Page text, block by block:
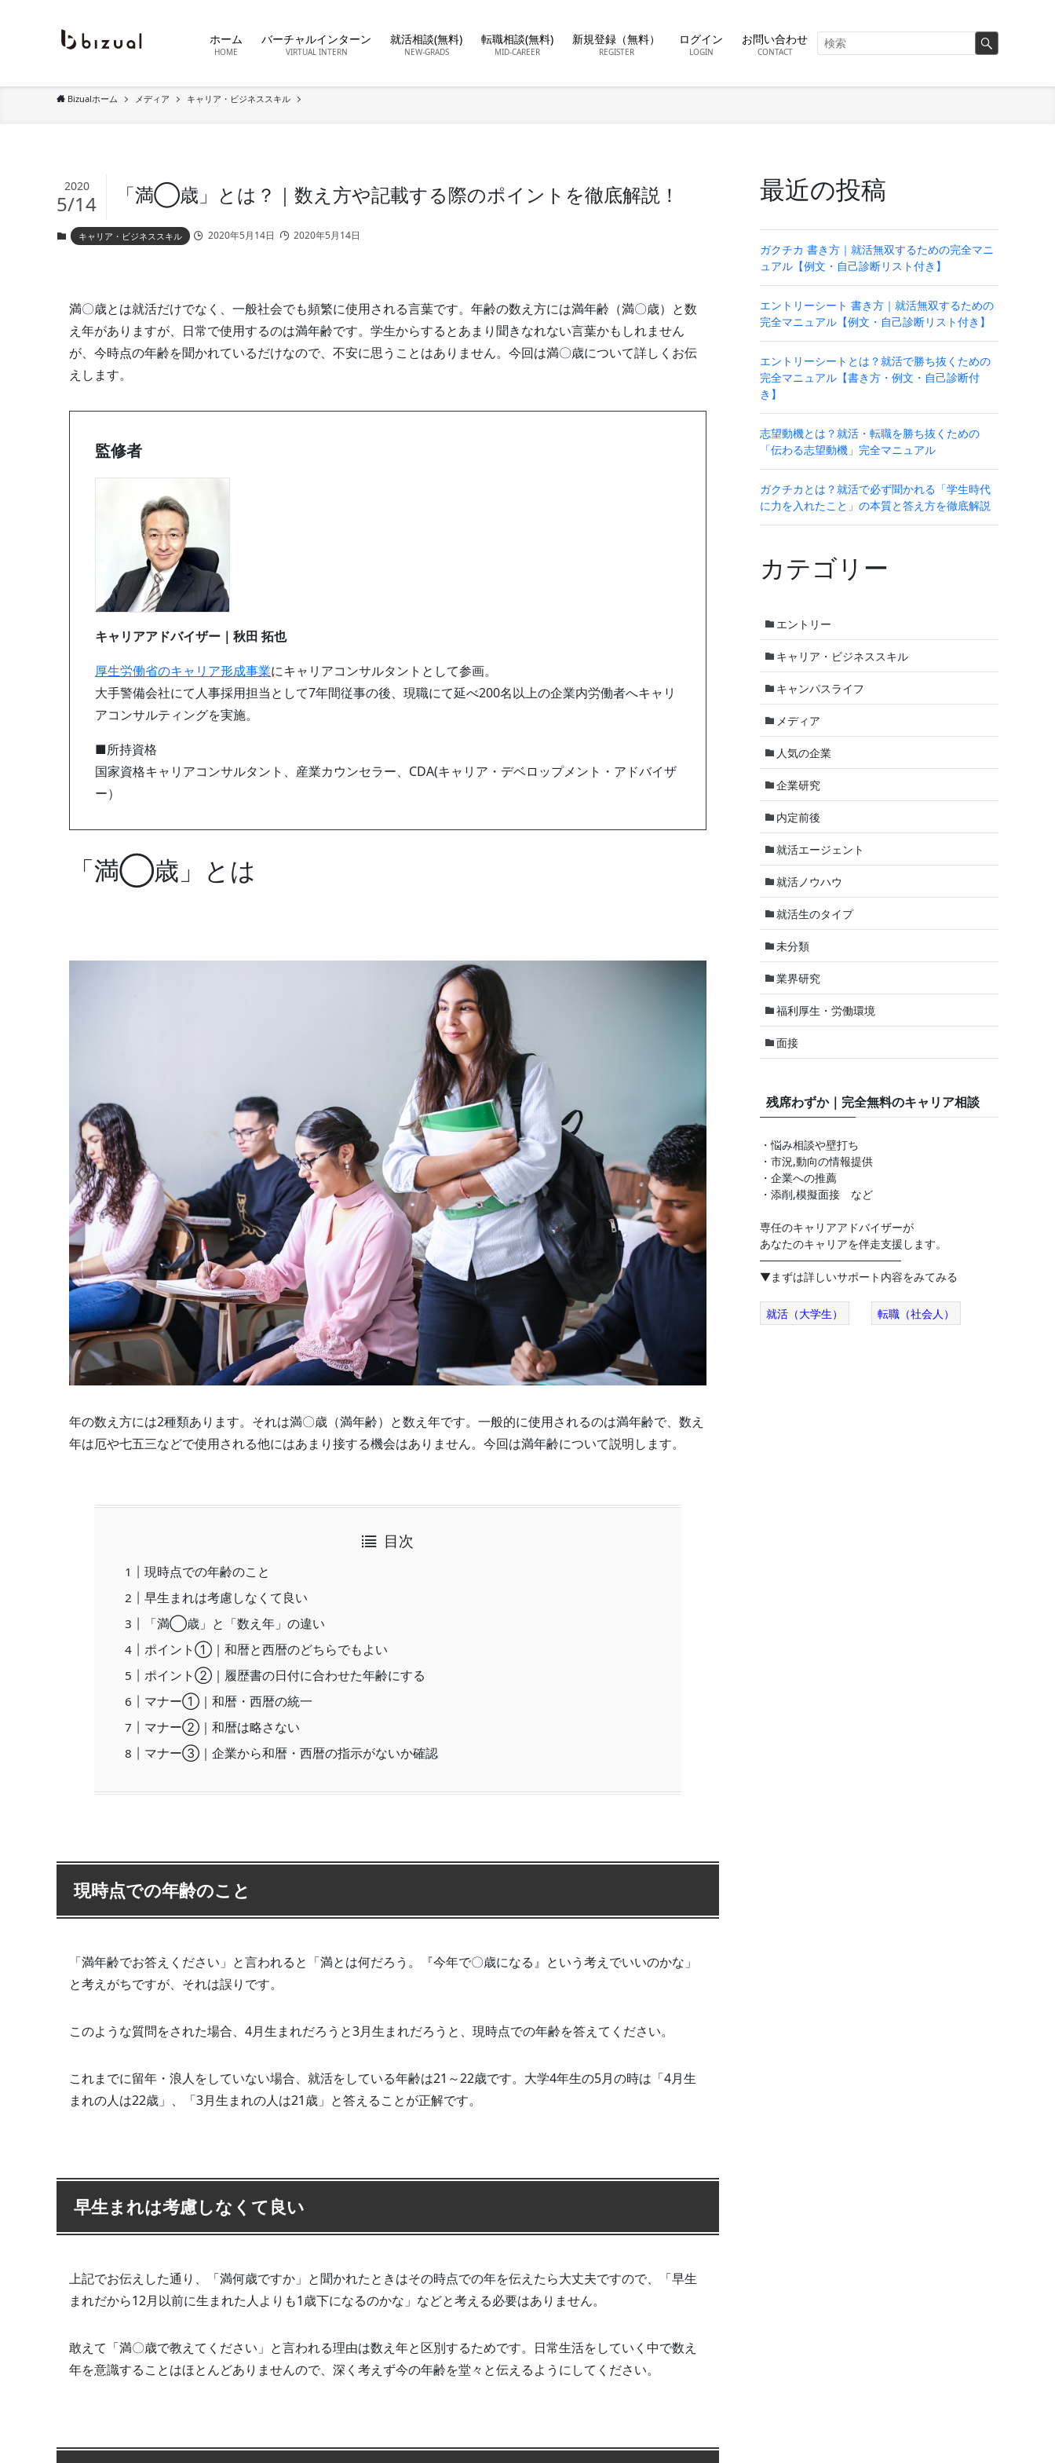
ホーム
HOME
バーチャルインターン
VIRTUAL INTERN
就活相談(無料)
NEW-GRADS
転職相談(無料)
MID-CAREER
新規登録（無料）
REGISTER
ログイン
LOGIN
お問い合わせ
CONTACT
Bizualホーム メディア キャリア・ビジネススキル
「満◯歳」とは？｜数え方や記載する際のポイントを徹底解説！
2020
5/14
キャリア・ビジネススキル 2020年5月14日 2020年5月14日
満〇歳とは就活だけでなく、一般社会でも頻繁に使用される言葉です。年齢の数え方には満年齢（満〇歳）と数
え年がありますが、日常で使用するのは満年齢です。学生からするとあまり聞きなれない言葉かもしれません
が、今時点の年齢を聞かれているだけなので、不安に思うことはありません。今回は満〇歳について詳しくお伝
えします。
監修者
キャリアアドバイザー｜秋田 拓也
厚生労働省のキャリア形成事業にキャリアコンサルタントとして参画。
大手警備会社にて人事採用担当として7年間従事の後、現職にて延べ200名以上の企業内労働者へキャリ
アコンサルティングを実施。
■所持資格
国家資格キャリアコンサルタント、産業カウンセラー、CDA(キャリア・デベロップメント・アドバイザ
ー）
「満◯歳」とは
年の数え方には2種類あります。それは満〇歳（満年齢）と数え年です。一般的に使用されるのは満年齢で、数え
年は厄や七五三などで使用される他にはあまり接する機会はありません。今回は満年齢について説明します。
目次
現時点での年齢のこと
早生まれは考慮しなくて良い
「満◯歳」と「数え年」の違い
ポイント①｜和暦と西暦のどちらでもよい
ポイント②｜履歴書の日付に合わせた年齢にする
マナー①｜和暦・西暦の統一
マナー②｜和暦は略さない
マナー③｜企業から和暦・西暦の指示がないか確認
現時点での年齢のこと
「満年齢でお答えください」と言われると「満とは何だろう。『今年で〇歳になる』という考えでいいのかな」
と考えがちですが、それは誤りです。
このような質問をされた場合、4月生まれだろうと3月生まれだろうと、現時点での年齢を答えてください。
これまでに留年・浪人をしていない場合、就活をしている年齢は21～22歳です。大学4年生の5月の時は「4月生
まれの人は22歳」、「3月生まれの人は21歳」と答えることが正解です。
早生まれは考慮しなくて良い
上記でお伝えした通り、「満何歳ですか」と聞かれたときはその時点での年を伝えたら大丈夫ですので、「早生
まれだから12月以前に生まれた人よりも1歳下になるのかな」などと考える必要はありません。
敢えて「満〇歳で教えてください」と言われる理由は数え年と区別するためです。日常生活をしていく中で数え
年を意識することはほとんどありませんので、深く考えず今の年齢を堂々と伝えるようにしてください。
最近の投稿
ガクチカ 書き方｜就活無双するための完全マニ
ュアル【例文・自己診断リスト付き】
エントリーシート 書き方｜就活無双するための
完全マニュアル【例文・自己診断リスト付き】
エントリーシートとは？就活で勝ち抜くための
完全マニュアル【書き方・例文・自己診断付
き】
志望動機とは？就活・転職を勝ち抜くための
「伝わる志望動機」完全マニュアル
ガクチカとは？就活で必ず聞かれる「学生時代
に力を入れたこと」の本質と答え方を徹底解説
カテゴリー
エントリー
キャリア・ビジネススキル
キャンパスライフ
メディア
人気の企業
企業研究
内定前後
就活エージェント
就活ノウハウ
就活生のタイプ
未分類
業界研究
福利厚生・労働環境
面接
残席わずか｜完全無料のキャリア相談
・悩み相談や壁打ち
・市況,動向の情報提供
・企業への推薦
・添削,模擬面接 など
専任のキャリアアドバイザーが
あなたのキャリアを伴走支援します。
──────────────────
▼まずは詳しいサポート内容をみてみる
就活（大学生） 転職（社会人）